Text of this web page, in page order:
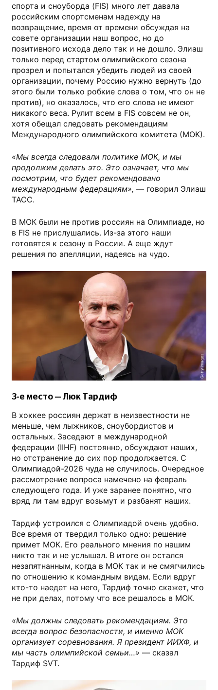
спорта и сноуборда (FIS) много лет давала
российским спортсменам надежду на
возвращение, время от времени обсуждая на
совете организации наш вопрос, но до
позитивного исхода дело так и не дошло. Элиаш
только перед стартом олимпийского сезона
прозрел и попытался убедить людей из своей
организации, почему Россию нужно вернуть (до
этого были только робкие слова о том, что он не
против), но оказалось, что его слова не имеют
никакого веса. Рулит всем в FIS совсем не он,
хотя обещал следовать рекомендациям
Международного олимпийского комитета (МОК).
«Мы всегда следовали политике МОК, и мы
продолжим делать это. Это означает, что мы
посмотрим, что будет рекомендовано
международным федерациям», — говорил Элиаш
ТАСС.
В МОК были не против россиян на Олимпиаде, но
в FIS не прислушались. Из-за этого наши
готовятся к сезону в России. А еще ждут
решения по апелляции, надеясь на чудо.
Getty Images
3-е место — Люк Тардиф
В хоккее россиян держат в неизвестности не
меньше, чем лыжников, сноубордистов и
остальных. Заседают в международной
федерации (IIHF) постоянно, обсуждают наших,
но отстранение до сих пор продолжается. С
Олимпиадой-2026 чуда не случилось. Очередное
рассмотрение вопроса намечено на февраль
следующего года. И уже заранее понятно, что
вряд ли там вдруг возьмут и разбанят наших.
Тардиф устроился с Олимпиадой очень удобно.
Все время от твердил только одно: решение
примет МОК. Его реального мнения по нашим
никто так и не услышал. В итоге он остался
незапятнанным, когда в МОК так и не смягчились
по отношению к командным видам. Если вдруг
кто-то наедет на него, Тардиф точно скажет, что
не при делах, потому что все решалось в МОК.
«Мы должны следовать рекомендациям. Это
всегда вопрос безопасности, и именно МОК
организует соревнования. Я президент ИИХФ, и
мы часть олимпийской семьи…» — сказал
Тардиф SVT.